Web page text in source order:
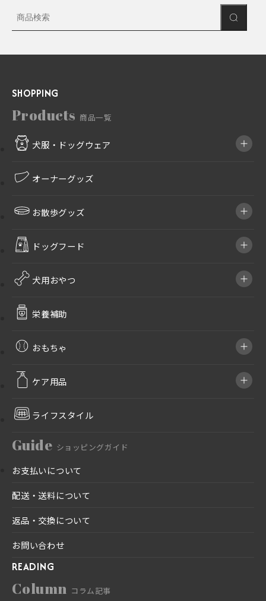
SHOPPING
Products 商品一覧
犬服・ドッグウェア
オーナーグッズ
お散歩グッズ
ドッグフード
犬用おやつ
栄養補助
おもちゃ
ケア用品
ライフスタイル
Guide ショッピングガイド
お支払いについて
配送・送料について
返品・交換について
お問い合わせ
READING
Column コラム記事